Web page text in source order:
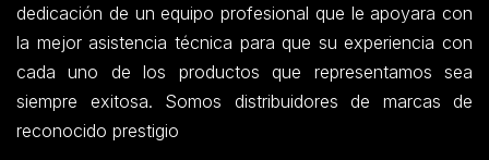
dedicación de un equipo profesional que le apoyara con
la mejor asistencia técnica para que su experiencia con
cada uno de los productos que representamos sea
siempre exitosa. Somos distribuidores de marcas de
reconocido prestigio